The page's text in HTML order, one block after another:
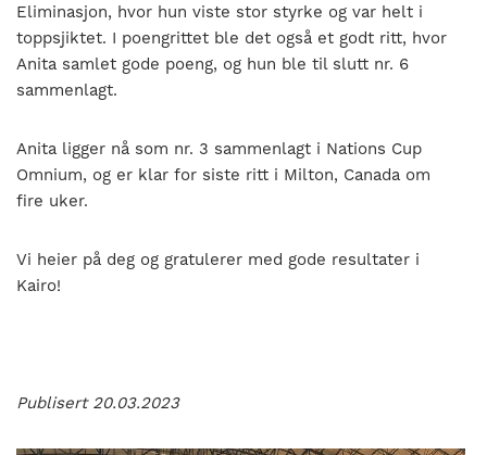
Eliminasjon, hvor hun viste stor styrke og var helt i
toppsjiktet. I poengrittet ble det også et godt ritt, hvor
Anita samlet gode poeng, og hun ble til slutt nr. 6
sammenlagt.
Anita ligger nå som nr. 3 sammenlagt i Nations Cup
Omnium, og er klar for siste ritt i Milton, Canada om
fire uker.
Vi heier på deg og gratulerer med gode resultater i
Kairo!
Publisert 20.03.2023